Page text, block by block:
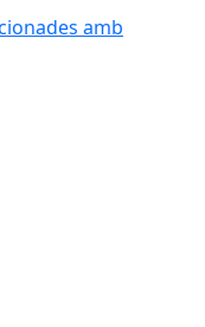
amb